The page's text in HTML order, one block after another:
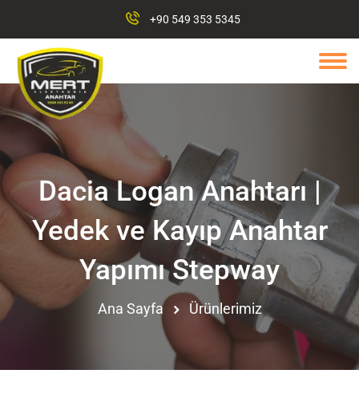
+90 549 353 5345
Dacia Logan Anahtarı |
Yedek ve Kayıp Anahtar
Yapımı Stepway
Ana Sayfa Ürünlerimiz